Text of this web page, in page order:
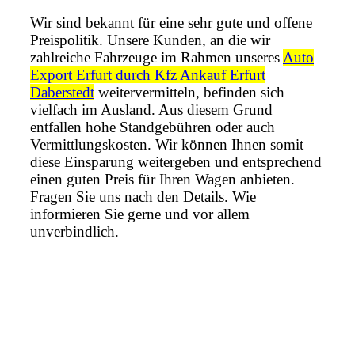
Wir sind bekannt für eine sehr gute und offene
Preispolitik. Unsere Kunden, an die wir
zahlreiche Fahrzeuge im Rahmen unseres Auto
Export Erfurt durch Kfz Ankauf Erfurt
Daberstedt weitervermitteln, befinden sich
vielfach im Ausland. Aus diesem Grund
entfallen hohe Standgebühren oder auch
Vermittlungskosten. Wir können Ihnen somit
diese Einsparung weitergeben und entsprechend
einen guten Preis für Ihren Wagen anbieten.
Fragen Sie uns nach den Details. Wie
informieren Sie gerne und vor allem
unverbindlich.